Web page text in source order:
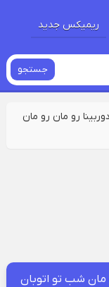
ریمیکس جدید
جستجو
رو مان رو مان
مان شب تو اتوبان